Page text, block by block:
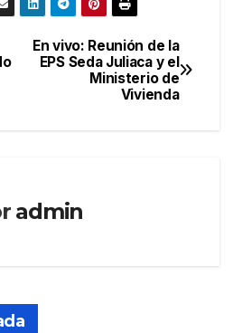
En vivo: Reunión de la
EPS Seda Juliaca y el
Ministerio de
Vivienda
admin